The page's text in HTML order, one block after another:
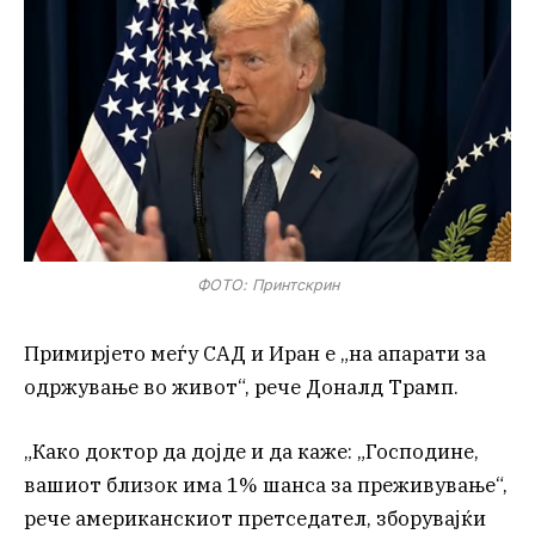
ФОТО: Принтскрин
Примирјето меѓу САД и Иран е „на апарати за
одржување во живот“, рече Доналд Трамп.
„Како доктор да дојде и да каже: „Господине,
вашиот близок има 1% шанса за преживување“,
рече американскиот претседател, зборувајќи